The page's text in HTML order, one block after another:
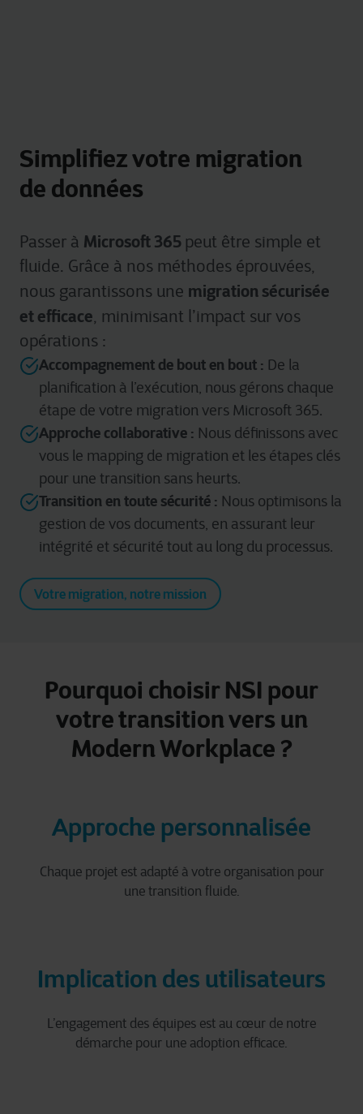
Simplifiez votre migration
de données
Passer à Microsoft 365 peut être simple et
fluide. Grâce à nos méthodes éprouvées,
nous garantissons une migration sécurisée
et efficace, minimisant l’impact sur vos
opérations :
Accompagnement de bout en bout : De la
planification à l’exécution, nous gérons chaque
étape de votre migration vers Microsoft 365.
Approche collaborative : Nous définissons avec
vous le mapping de migration et les étapes clés
pour une transition sans heurts.
Transition en toute sécurité : Nous optimisons la
gestion de vos documents, en assurant leur
intégrité et sécurité tout au long du processus.
Votre migration, notre mission
Approche personnalisée
Chaque projet est adapté à votre organisation pour
une transition fluide.
Implication des utilisateurs
L’engagement des équipes est au cœur de notre
démarche pour une adoption efficace.
Pourquoi choisir NSI pour
votre transition vers un
Modern Workplace ?